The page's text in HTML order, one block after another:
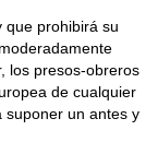
prohibirá su
los presos-obreros
de cualquier
suponer un antes y